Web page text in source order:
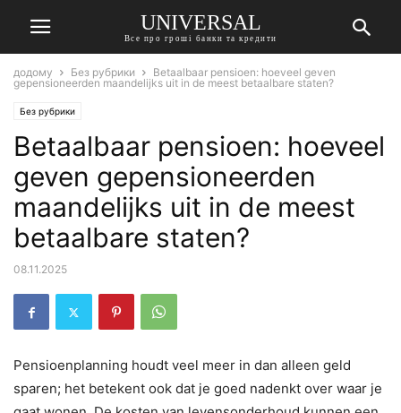
UNIVERSAL
Все про гроші банки та кредити
додому Без рубрики
Betaalbaar pensioen: hoeveel geven
gepensioneerden maandelijks uit in de meest betaalbare staten?
Без рубрики
Betaalbaar pensioen: hoeveel
geven gepensioneerden
maandelijks uit in de meest
betaalbare staten?
08.11.2025
Pensioenplanning houdt veel meer in dan alleen geld
sparen; het betekent ook dat je goed nadenkt over waar je